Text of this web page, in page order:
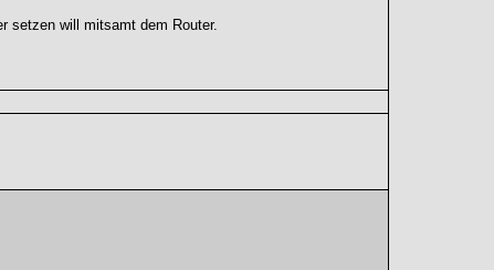
setzen will mitsamt dem Router.